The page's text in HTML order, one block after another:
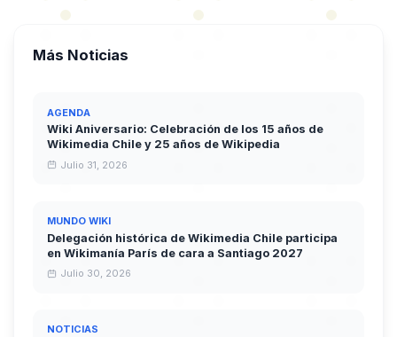
Más Noticias
AGENDA
Wiki Aniversario: Celebración de los 15 años de
Wikimedia Chile y 25 años de Wikipedia
Julio 31, 2026
MUNDO WIKI
Delegación histórica de Wikimedia Chile participa
en Wikimanía París de cara a Santiago 2027
Julio 30, 2026
NOTICIAS